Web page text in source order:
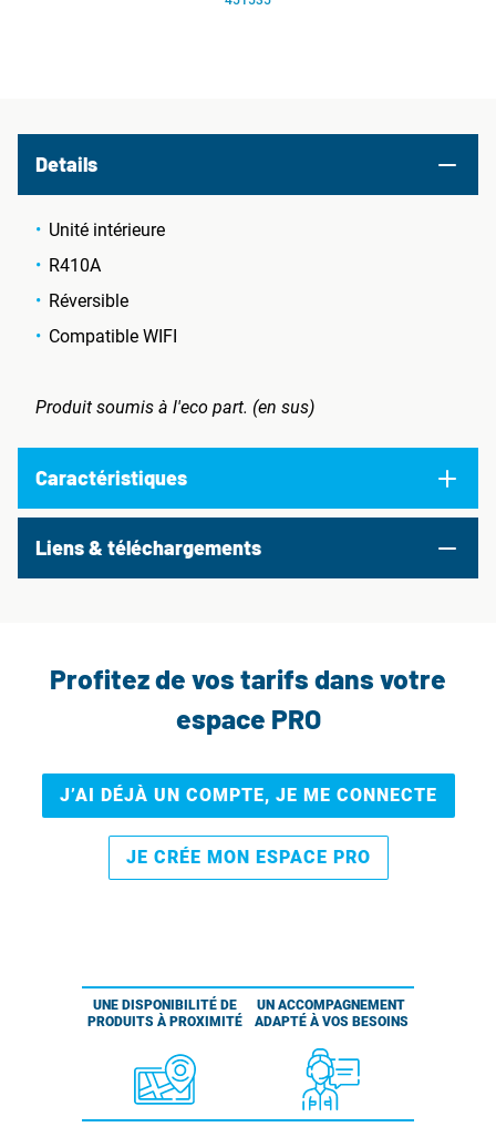
Details
Unité intérieure
R410A
Réversible
Compatible WIFI
Produit soumis à l'eco part. (en sus)
Caractéristiques
Liens & téléchargements
Profitez de vos tarifs dans votre
espace PRO
J’AI DÉJÀ UN COMPTE, JE ME CONNECTE
JE CRÉE MON ESPACE PRO
UNE DISPONIBILITÉ DE
PRODUITS À PROXIMITÉ
UN ACCOMPAGNEMENT
ADAPTÉ À VOS BESOINS